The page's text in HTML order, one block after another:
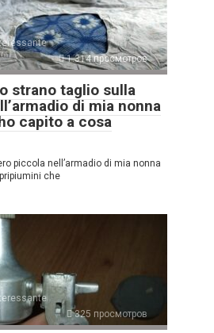
1.314 просмотров
strano taglio sulla
di mia nonna
capito a cosa
piccola nell’armadio di mia nonna
che
325 просмотров